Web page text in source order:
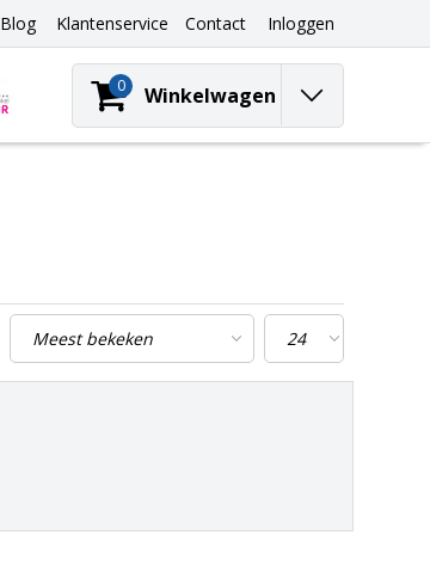
Blog Klantenservice Contact Inloggen
0 Winkelwagen